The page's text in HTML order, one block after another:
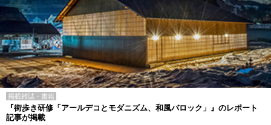
掲載雑誌・書籍
『街歩き研修「アールデコとモダニズム、和風バロック」』のレポート
記事が掲載